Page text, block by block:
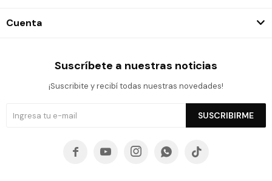
Cuenta
Suscríbete a nuestras noticias
¡Suscribite y recibí todas nuestras novedades!
SUSCRIBIRME
    